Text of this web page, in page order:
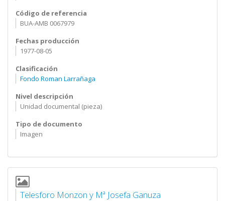
Código de referencia
BUA-AMB 0067979
Fechas producción
1977-08-05
Clasificación
Fondo Roman Larrañaga
Nivel descripción
Unidad documental (pieza)
Tipo de documento
Imagen
Telesforo Monzon y Mª Josefa Ganuza